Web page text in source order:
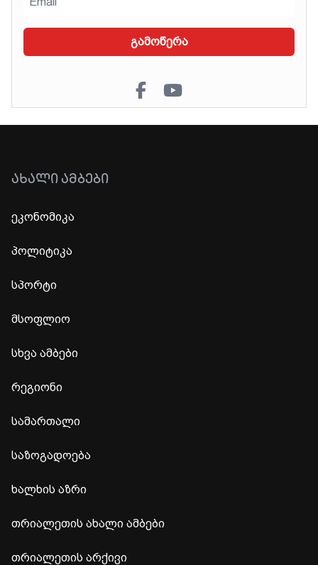
გამოწერა
ᲐᲮᲐᲚᲘ ᲐᲛᲑᲔᲑᲘ
ეკონომიკა
პოლიტიკა
სპორტი
მსოფლიო
სხვა ამბები
რეგიონი
სამართალი
საზოგადოება
ხალხის აზრი
თრიალეთის ახალი ამბები
თრიალეთის არქივი